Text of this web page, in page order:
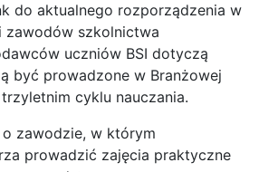
do aktualnego rozporządzenia w
zawodów szkolnictwa
uczniów BSI dotyczą
być prowadzone w Branżowej
cyklu nauczania.
zawodzie, w którym
prowadzić zajęcia praktyczne